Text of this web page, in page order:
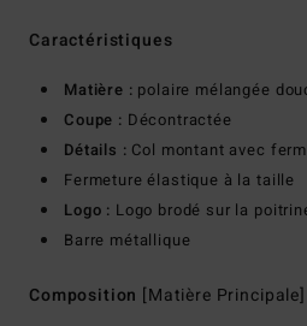
Caractéristiques
Matière : polaire mélangée
Coupe : Décontractée
Détails : Col montant avec
Fermeture élastique à la taille
Logo : Logo brodé sur la
Barre métallique
Composition [Matière